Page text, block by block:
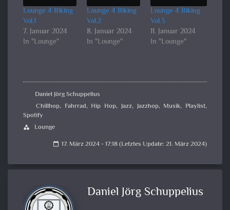
Lounge 4 Biking
Vol.1
7. Januar 2024
In "Lounge"
Lounge 4 Biking
Vol.2
8. Januar 2024
In "Lounge"
Lounge 4 Biking
Vol.3
11. Januar 2024
In "Lounge"
Daniel Jörg Schuppelius
Chillhop, Fahrrad,Hip Hop, Jazz, Jazzhop, Musik,Playlist,
Spotify
category Lounge
calendar_today 17. März 2024 - 17:18 (Letztes Update: 21. März 2024)
Daniel Jörg Schuppelius